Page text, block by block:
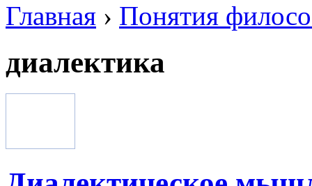
Главная › Понятия
диалектика